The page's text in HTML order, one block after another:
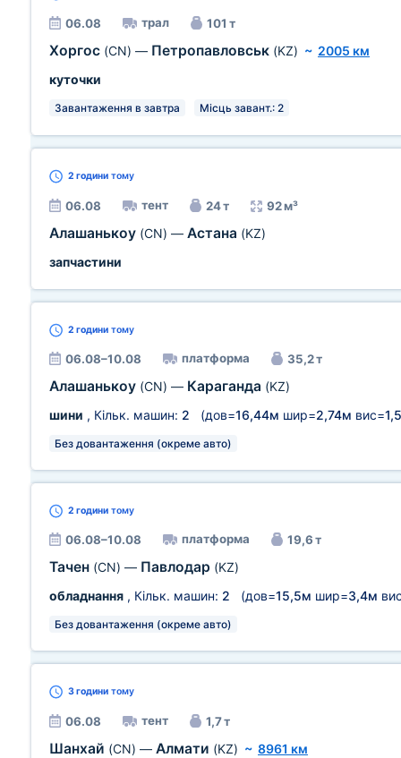
06.08 трал 101 т
Хоргос (CN) — Петропавловськ (KZ) ~ 2005 км
куточки
Завантаження в завтра Місць завант.: 2
2 години тому
06.08 тент 24 т 92 м³
Алашанькоу (CN) — Астана (KZ)
запчастини
2 години тому
06.08–10.08 платформа 35,2 т
Алашанькоу (CN) — Караганда (KZ)
шини , Кільк. машин: 2 (дов=16,44м шир=2,74м вис=
Без довантаження (окреме авто)
2 години тому
06.08–10.08 платформа 19,6 т
Тачен (CN) — Павлодар (KZ)
обладнання , Кільк. машин: 2 (дов=15,5м шир=3,4м
Без довантаження (окреме авто)
3 години тому
06.08 тент 1,7 т
Шанхай (CN) — Алмати (KZ) ~ 8961 км